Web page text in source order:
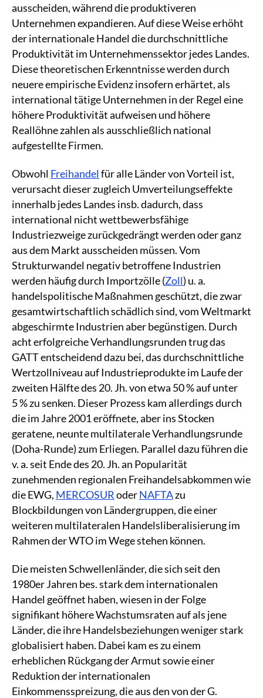
ausscheiden, während die produktiveren
Unternehmen expandieren. Auf diese Weise erhöht
der internationale Handel die durchschnittliche
Produktivität im Unternehmenssektor jedes Landes.
Diese theoretischen Erkenntnisse werden durch
neuere empirische Evidenz insofern erhärtet, als
international tätige Unternehmen in der Regel eine
höhere Produktivität aufweisen und höhere
Reallöhne zahlen als ausschließlich national
aufgestellte Firmen.
Obwohl Freihandel für alle Länder von Vorteil ist,
verursacht dieser zugleich Umverteilungseffekte
innerhalb jedes Landes insb. dadurch, dass
international nicht wettbewerbsfähige
Industriezweige zurückgedrängt werden oder ganz
aus dem Markt ausscheiden müssen. Vom
Strukturwandel negativ betroffene Industrien
werden häufig durch Importzölle (Zoll) u. a.
handelspolitische Maßnahmen geschützt, die zwar
gesamtwirtschaftlich schädlich sind, vom Weltmarkt
abgeschirmte Industrien aber begünstigen. Durch
acht erfolgreiche Verhandlungsrunden trug das
GATT entscheidend dazu bei, das durchschnittliche
Wertzollniveau auf Industrieprodukte im Laufe der
zweiten Hälfte des 20. Jh. von etwa 50 % auf unter
5 % zu senken. Dieser Prozess kam allerdings durch
die im Jahre 2001 eröffnete, aber ins Stocken
geratene, neunte multilaterale Verhandlungsrunde
(Doha-Runde) zum Erliegen. Parallel dazu führen die
v. a. seit Ende des 20. Jh. an Popularität
zunehmenden regionalen Freihandelsabkommen wie
die EWG, MERCOSURoderNAFTAzu
Blockbildungen von Ländergruppen, die einer
weiteren multilateralen Handelsliberalisierung im
Rahmen der WTO im Wege stehen können.
Die meisten Schwellenländer, die sich seit den
1980er Jahren bes. stark dem internationalen
Handel geöffnet haben, wiesen in der Folge
signifikant höhere Wachstumsraten auf als jene
Länder, die ihre Handelsbeziehungen weniger stark
globalisiert haben. Dabei kam es zu einem
erheblichen Rückgang der Armut sowie einer
Reduktion der internationalen
Einkommensspreizung, die aus den von der G.